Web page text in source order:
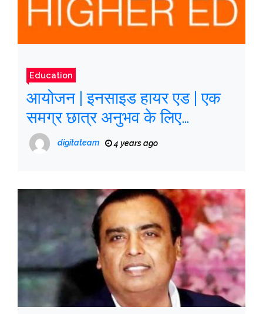
Education
आयोजन | इनसाइड हायर एड | एक
समग्र छात्र अनुभव के लिए
रणनीतियाँ
digitateam 4 years ago